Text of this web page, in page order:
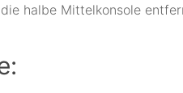
halbe Mittelkonsole